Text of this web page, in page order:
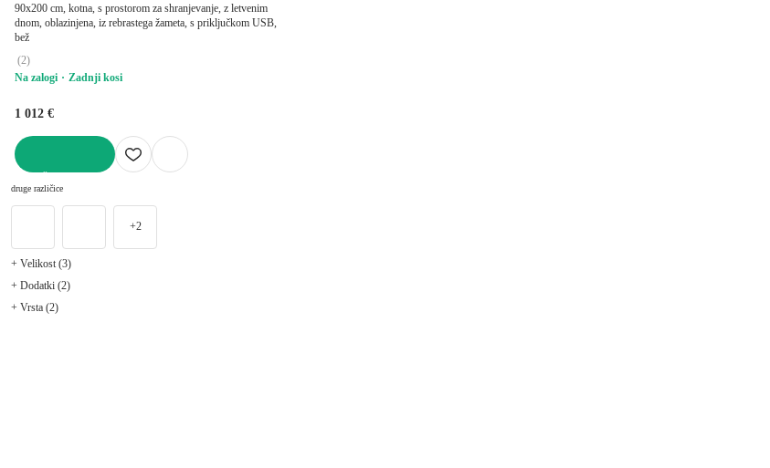
90x200 cm, kotna, s prostorom za shranjevanje, z letvenim
dnom, oblazinjena, iz rebrastega žameta, s priključkom USB,
bež
(2)
Na zalogi
Zadnji kosi
1 012 €
druge različice
+2
+ Velikost (3)
+ Dodatki (2)
+ Vrsta (2)